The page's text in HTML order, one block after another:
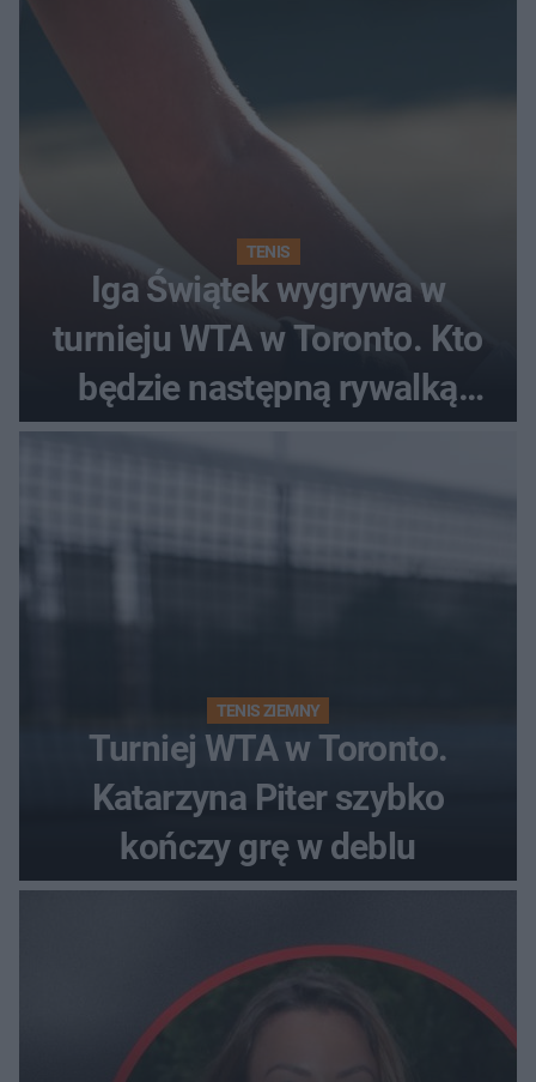
TENIS
Iga Świątek wygrywa w
turnieju WTA w Toronto. Kto
będzie następną rywalką
TENIS ZIEMNY
Turniej WTA w Toronto.
Katarzyna Piter szybko
kończy grę w deblu